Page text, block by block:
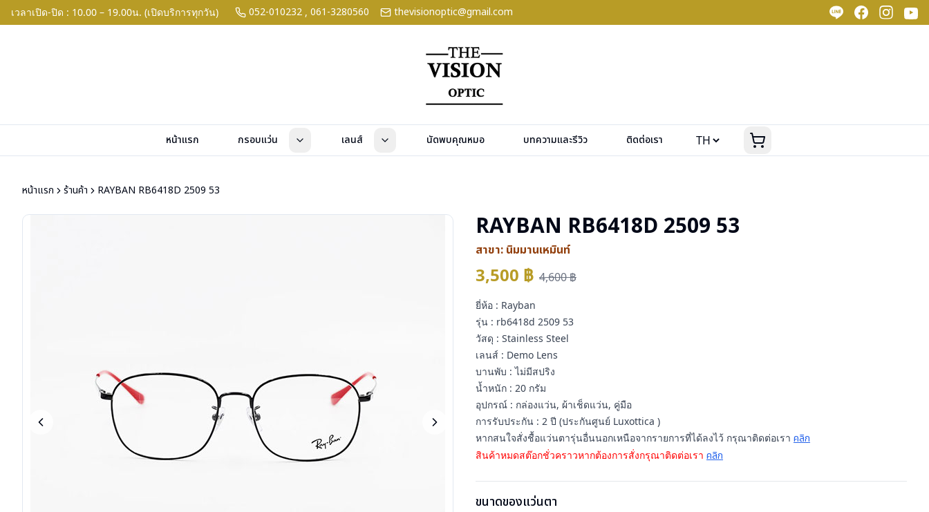
เวลาเปิด-ปิด : 10.00 – 19.00น. (เปิดบริการทุกวัน) 052-010232 , 061-3280560 thevisionoptic@gmail.com
หน้าแรก กรอบแว่น เลนส์ นัดพบคุณหมอ บทความและรีวิว ติดต่อเรา
หน้าแรก ร้านค้า RAYBAN RB6418D 2509 53
RAYBAN RB6418D 2509 53
สาขา: นิมมานเหมินท์
3,500 ฿ 4,600฿
ยี่ห้อ : Rayban
รุ่น : rb6418d 2509 53
วัสดุ : Stainless Steel
เลนส์ : Demo Lens
บานพับ : ไม่มีสปริง
น้ำหนัก : 20 กรัม
อุปกรณ์ : กล่องแว่น, ผ้าเช็ดแว่น, คู่มือ
การรับประกัน : 2 ปี (ประกันศูนย์ Luxottica )
หากสนใจสั่งชื้อแว่นตารุ่นอื่นนอกเหนือจากรายการที่ได้ลงไว้ กรุณาติดต่อเรา คลิก
สินค้าหมดสต๊อกชั่วคราวหากต้องการสั่งกรุณาติดต่อเรา คลิก
ขนาดของแว่นตา